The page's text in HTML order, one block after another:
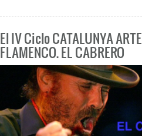
El IV Ciclo CATALUNYA ARTE
FLAMENCO. EL CABRERO